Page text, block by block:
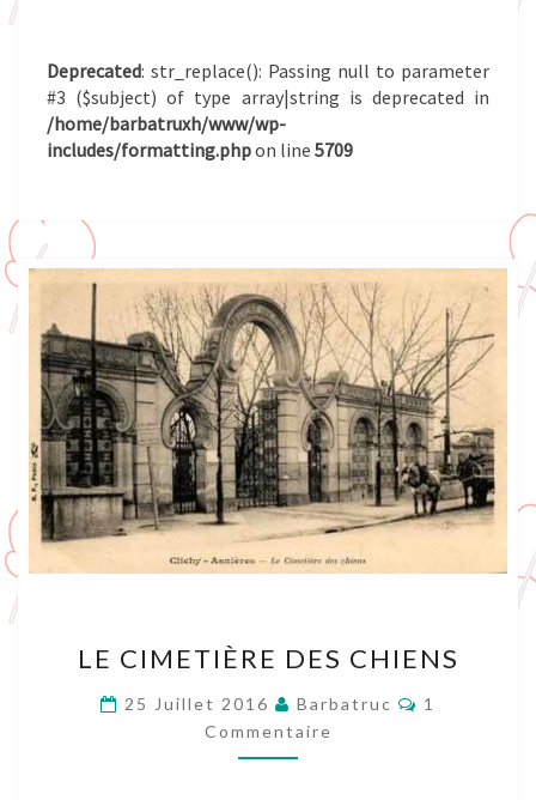
Deprecated: str_replace(): Passing null to parameter
#3 ($subject) of type array|string is deprecated in
/home/barbatruxh/www/wp-
includes/formatting.phpon line 5709
CIMETIÈRE
CHIENS
LE CIMETIÈRE DES CHIENS
25 Juillet 2016 Barbatruc
1
Commentaire